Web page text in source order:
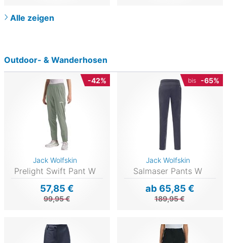
Alle zeigen
Outdoor- & Wanderhosen
-42%
Jack Wolfskin
Prelight Swift Pant W
57,85 €
99,95 €
bis -65%
Jack Wolfskin
Salmaser Pants W
ab 65,85 €
189,95 €